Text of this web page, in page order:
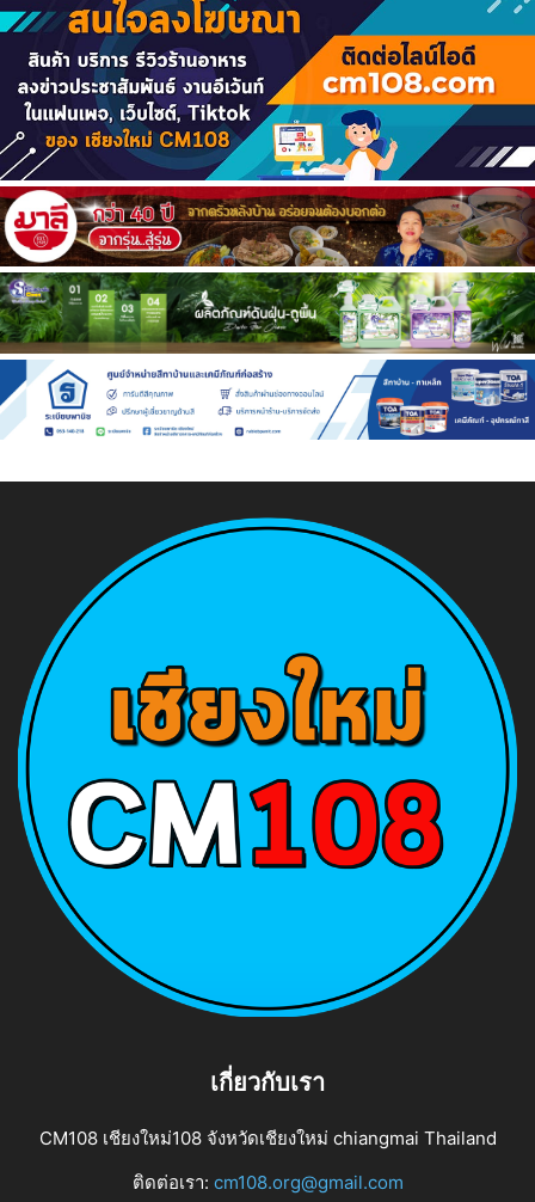
เกี่ยวกับเรา
CM108 เชียงใหม่108 จังหวัดเชียงใหม่ chiangmai Thailand
ติดต่อเรา: cm108.org@gmail.com